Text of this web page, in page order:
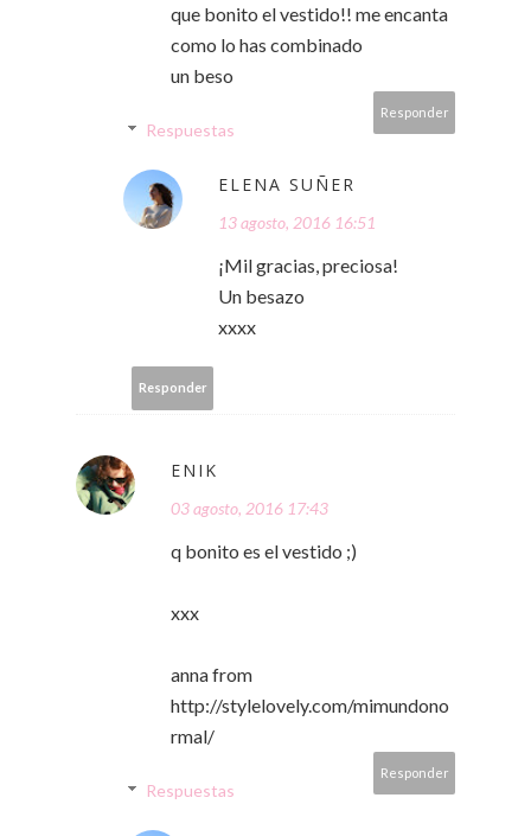
que bonito el vestido!! me encanta
como lo has combinado
un beso
Responder
Respuestas
ELENA SUÑER
13 agosto, 2016 16:51
¡Mil gracias, preciosa!
Un besazo
xxxx
Responder
ENIK
03 agosto, 2016 17:43
q bonito es el vestido ;)
xxx
anna from
http://stylelovely.com/mimundono
rmal/
Responder
Respuestas